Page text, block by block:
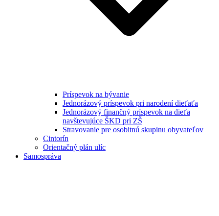
Príspevok na bývanie
Jednorázový príspevok pri narodení dieťaťa
Jednorázový finančný príspevok na dieťa
navštevujúce ŠKD pri ZŠ
Stravovanie pre osobitnú skupinu obyvateľov
Cintorín
Orientačný plán ulíc
Samospráva